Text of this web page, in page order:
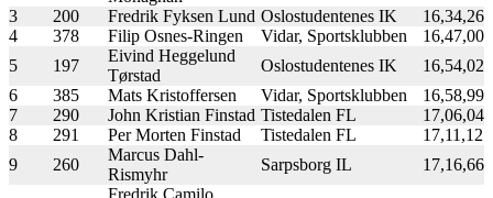
3
200 Fredrik Fyksen Lund Oslostudentenes IK
16,34,26
4
378 Filip Osnes-Ringen Vidar, Sportsklubben
16,47,00
5
197
Eivind Heggelund
Tørstad
Oslostudentenes IK
16,54,02
6
385 Mats Kristoffersen Vidar, Sportsklubben
16,58,99
7
290 John Kristian Finstad Tistedalen FL
17,06,04
8
291 Per Morten Finstad Tistedalen FL
17,11,12
9
260
Marcus Dahl-
Rismyhr
Sarpsborg IL 17,16,66
Fredrik Camilo